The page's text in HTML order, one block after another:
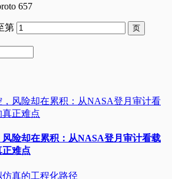
657
第
险却在累积：从NASA登月审计看载
正难点